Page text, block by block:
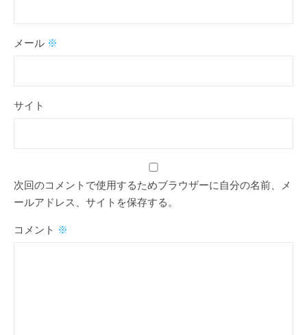
メール ※
サイト
次回のコメントで使用するためブラウザーに自分の名前、メ
ールアドレス、サイトを保存する。
コメント ※